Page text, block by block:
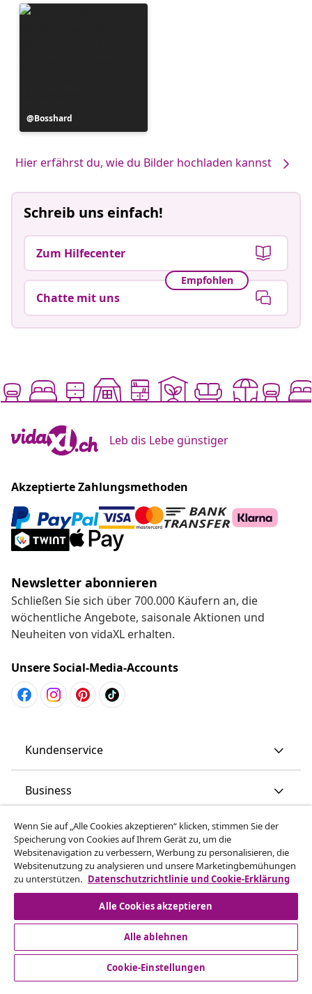
Beitrag
veröffentlicht
Bosshard
Hier erfährst du, wie du Bilder hochladen kannst
Schreib uns einfach!
Zum Hilfecenter
Empfohlen
Chatte mit uns
Leb dis Lebe günstiger
Akzeptierte Zahlungsmethoden
Newsletter abonnieren
Schließen Sie sich über 700.000 Käufern an, die
wöchentliche Angebote, saisonale Aktionen und
Neuheiten von vidaXL erhalten.
Unsere Social-Media-Accounts
Kundenservice
Business
vidaXL
Mehr entdecken
© 2008-2026 vidaXL www.vidaxl.ch ist eine Website von TM
Wenn Sie auf „Alle Cookies akzeptieren“ klicken, stimmen Sie der
Speicherung von Cookies auf Ihrem Gerät zu, um die
Websitenavigation zu verbessern, Werbung zu personalisieren, die
Websitenutzung zu analysieren und unsere Marketingbemühungen
zu unterstützen. Datenschutzrichtlinie und Cookie-Erklärung
Alle Cookies akzeptieren
Alle ablehnen
Cookie-Einstellungen